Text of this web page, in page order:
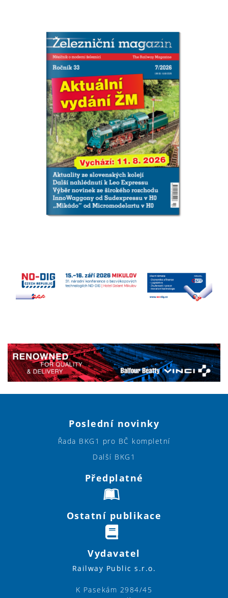
Poslední novinky
Řada BKG1 pro BČ kompletní
Další BKG1
Předplatné
Ostatní publikace
Vydavatel
Railway Public s.r.o.
K Pasekám 2984/45